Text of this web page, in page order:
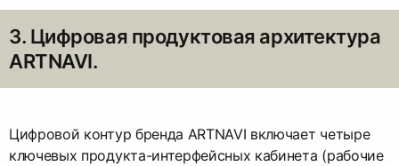
3. Цифровая продуктовая архитектура
ARTNAVI.
Цифровой контур бренда ARTNAVI включает четыре
ключевых продукта-интерфейсных кабинета (рабочие